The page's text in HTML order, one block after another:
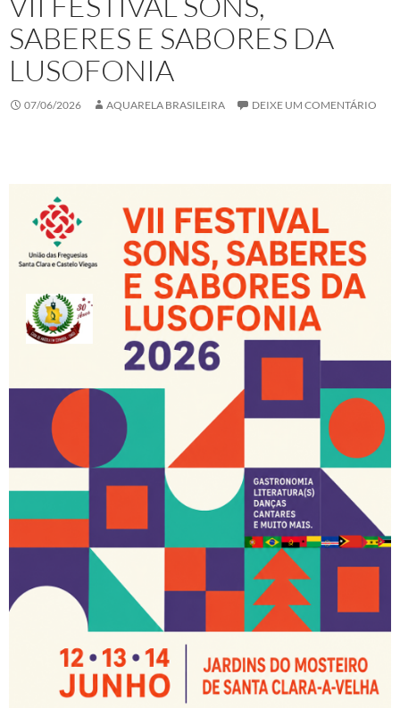
SABERES E SABORES DA
LUSOFONIA
07/06/2026 AQUARELA BRASILEIRA DEIXE UM COMENTÁRIO